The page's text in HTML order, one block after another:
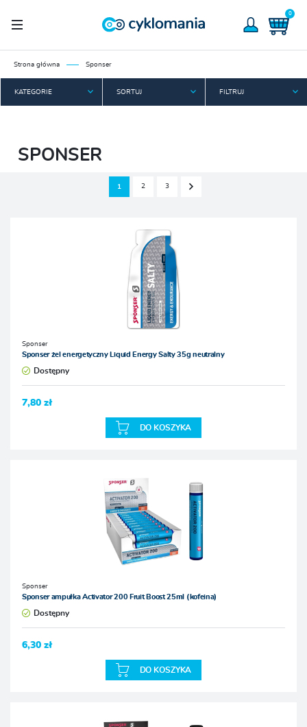
0
Strona główna Sponser
KATEGORIE SORTUJ FILTRUJ
SPONSER
1 2 3
Sponser
Sponser żel energetyczny Liquid Energy Salty 35g neutralny
Dostępny
7,80 zł
DO KOSZYKA
Sponser
Sponser ampułka Activator 200 Fruit Boost 25ml (kofeina)
Dostępny
6,30 zł
DO KOSZYKA